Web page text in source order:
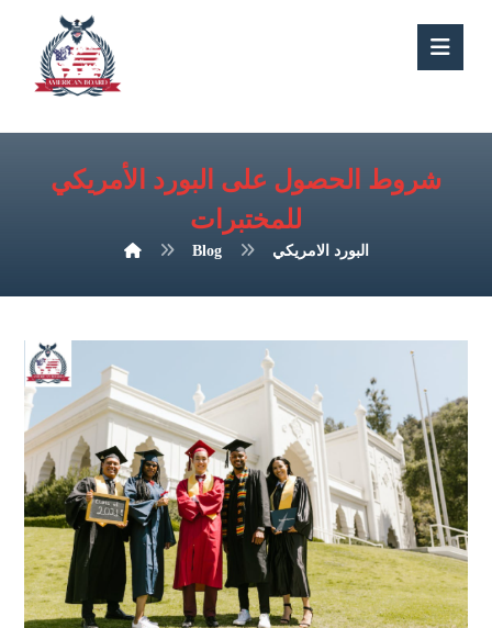
شروط الحصول على البورد الأمريكي
للمختبرات
Blog البورد الامريكي